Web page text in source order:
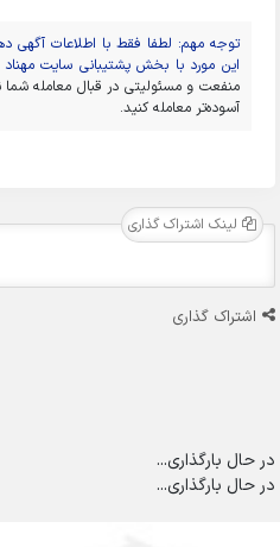
توجه مهم: لطفا فقط با اطلاعات آگهی
این مورد با بخش پشتیبانی سایت
منفعت و مسئولیتی در قبال معامله شما
آسوده‌تر معامله کنید.
لینک اشتراک گذاری
اشتراک گذاری
در حال بارگذاری...
در حال بارگذاری...